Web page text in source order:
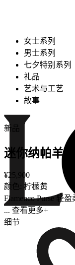
女士系列
男士系列
七夕特别系列
礼品
艺术与工艺
故事
新品
迷你纳帕羊
¥25,900
颜色: 柠檬黄
Flamenco Purse 轻
... 查看更多+
细节